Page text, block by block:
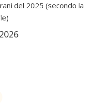
del 2025 (secondo la